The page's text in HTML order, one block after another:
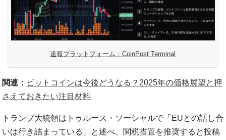
速報プラットフォーム：CoinPost Terminal
関連： ビットコインは今後どうなる？2025年の価格展望と押
さえておきたい注目材料
トランプ大統領はトゥルース・ソーシャルで「EUとの話し合
いは行き詰まっている」と述べ、関税措置を推奨すると投稿